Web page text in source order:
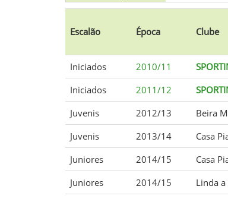
Escalão Época Clube
Iniciados
2010/11
Iniciados
2011/12
Juvenis
2012/13
Beira
Juvenis
2013/14
Casa
Juniores
2014/15
Casa
Juniores
2014/15
Linda a